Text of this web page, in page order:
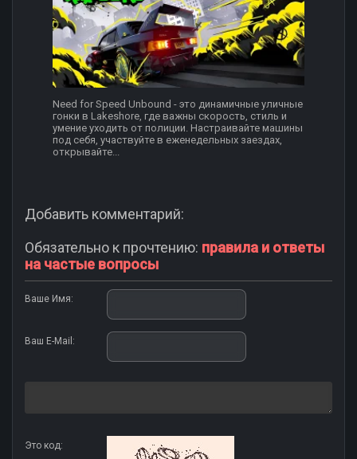
Need for Speed Unbound - это динамичные уличные
гонки в Lakeshore, где важны скорость, стиль и
умение уходить от полиции. Настраивайте машины
под себя, участвуйте в еженедельных заездах,
открывайте...
Добавить комментарий:
Обязательно к прочтению: правила и ответы
на частые вопросы
Ваше Имя:
Ваш E-Mail:
Это код: